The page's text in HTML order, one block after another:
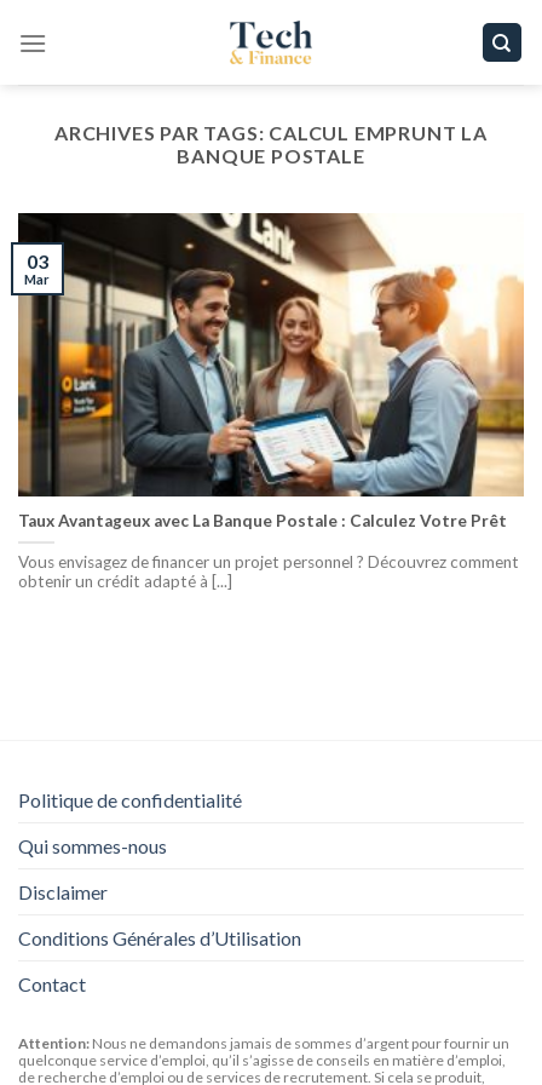
ARCHIVES PAR TAGS: CALCUL EMPRUNT LA
BANQUE POSTALE
Taux Avantageux avec La Banque Postale : Calculez Votre Prêt
Vous envisagez de financer un projet personnel ? Découvrez comment
obtenir un crédit adapté à [...]
03
Mar
Politique de confidentialité
Qui sommes-nous
Disclaimer
Conditions Générales d’Utilisation
Contact
Attention: Nous ne demandons jamais de sommes d’argent pour fournir un
quelconque service d’emploi, qu’il s’agisse de conseils en matière d’emploi,
de recherche d’emploi ou de services de recrutement. Si cela se produit,